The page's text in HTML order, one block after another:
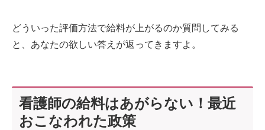
どういった評価方法で給料が上がるのか質問してみる
と、あなたの欲しい答えが返ってきますよ。
看護師の給料はあがらない！最近
おこなわれた政策